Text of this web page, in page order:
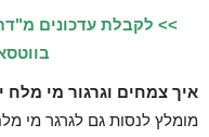
>> לקבלת עדכונים
איך צמחים וגרגור מי מלח
מומלץ לנסות גם לגרגר מי